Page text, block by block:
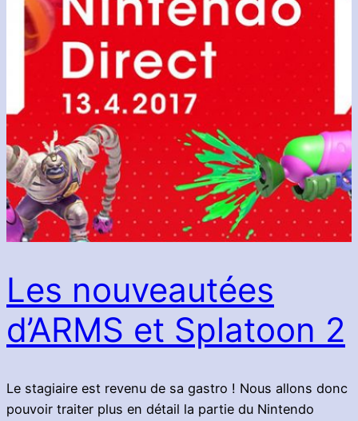
Les nouveautées
d’ARMS et Splatoon 2
Le stagiaire est revenu de sa gastro ! Nous allons donc
pouvoir traiter plus en détail la partie du Nintendo